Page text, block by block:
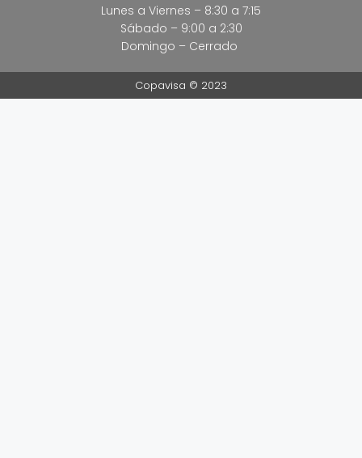
Lunes a Viernes – 8:30 a 7:15
Sábado – 9:00 a 2:30
Domingo – Cerrado
Copavisa © 2023